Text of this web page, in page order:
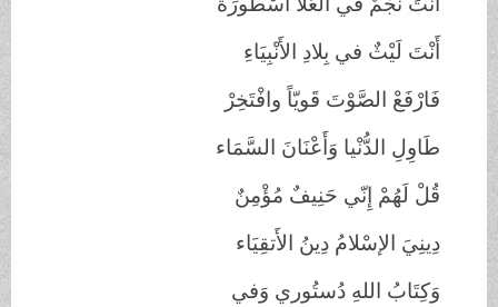
أَنْتَ لَيْثٌ في بِلادِ الأَنْبِيَاءِ
فَارْفَعْ الصَّوْتَ قَويّاً وافْتَخِرْ
طَاوِلِ الدُّنْيا وَأَعْنَانَ السَّمَاء
قُلْ لَهُمْ إِنّي حَنِيفٌ مُؤْمِنٌ
دِينِيَ الإسْلامُ دِينُ الأَتقِيَاء
وَكِتَابُ اللهِ دُستُوري وَفي